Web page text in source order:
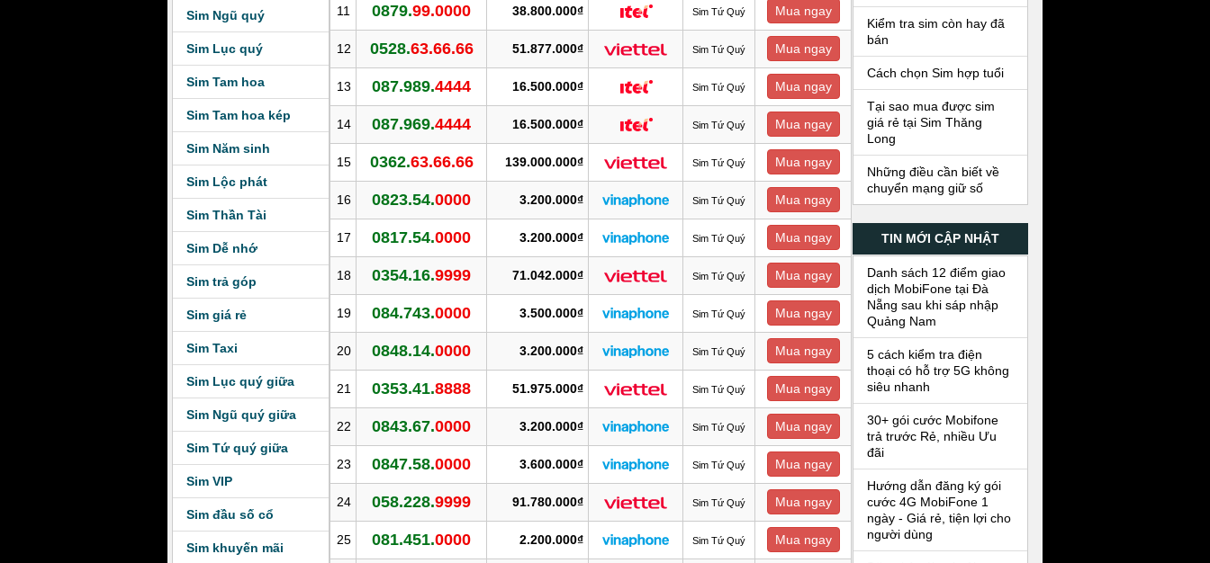
Sim Ngũ quý
Sim Lục quý
Sim Tam hoa
Sim Tam hoa kép
Sim Năm sinh
Sim Lộc phát
Sim Thần Tài
Sim Dễ nhớ
Sim trả góp
Sim giá rẻ
Sim Taxi
Sim Lục quý giữa
Sim Ngũ quý giữa
Sim Tứ quý giữa
Sim VIP
Sim đầu số cổ
Sim khuyến mãi
11 0879.99.0000 38.800.000₫ Sim Tứ Quý Mua ngay
12 0528.63.66.66 51.877.000₫ Sim Tứ Quý Mua ngay
13 087.989.4444 16.500.000₫ Sim Tứ Quý Mua ngay
14 087.969.4444 16.500.000₫ Sim Tứ Quý Mua ngay
15 0362.63.66.66 139.000.000₫ Sim Tứ Quý Mua ngay
16 0823.54.0000 3.200.000₫ Sim Tứ Quý Mua ngay
17 0817.54.0000 3.200.000₫ Sim Tứ Quý Mua ngay
18 0354.16.9999 71.042.000₫ Sim Tứ Quý Mua ngay
19 084.743.0000 3.500.000₫ Sim Tứ Quý Mua ngay
20 0848.14.0000 3.200.000₫ Sim Tứ Quý Mua ngay
21 0353.41.8888 51.975.000₫ Sim Tứ Quý Mua ngay
22 0843.67.0000 3.200.000₫ Sim Tứ Quý Mua ngay
23 0847.58.0000 3.600.000₫ Sim Tứ Quý Mua ngay
24 058.228.9999 91.780.000₫ Sim Tứ Quý Mua ngay
25 081.451.0000 2.200.000₫ Sim Tứ Quý Mua ngay
Kiểm tra sim còn hay đã
bán
Cách chọn Sim hợp tuổi
Tại sao mua được sim
giá rẻ tại Sim Thăng
Long
Những điều cần biết về
chuyển mạng giữ số
TIN MỚI CẬP NHẬT
Danh sách 12 điểm giao
dịch MobiFone tại Đà
Nẵng sau khi sáp nhập
Quảng Nam
5 cách kiểm tra điện
thoại có hỗ trợ 5G không
siêu nhanh
30+ gói cước Mobifone
trả trước Rẻ, nhiều Ưu
đãi
Hướng dẫn đăng ký gói
cước 4G MobiFone 1
ngày - Giá rẻ, tiện lợi cho
người dùng